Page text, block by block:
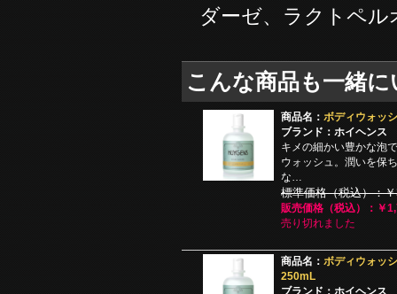
ダーゼ、ラクトペル
こんな商品も一緒
商品名： ボディウォッ
ブランド：ホイヘンス
キメの細かい豊かな泡
ウォッシュ。潤いを保
な…
標準価格（税込）：
販売価格（税込）：￥
売り切れました
商品名： ボディウォッ
250mL
ブランド：ホイヘンス